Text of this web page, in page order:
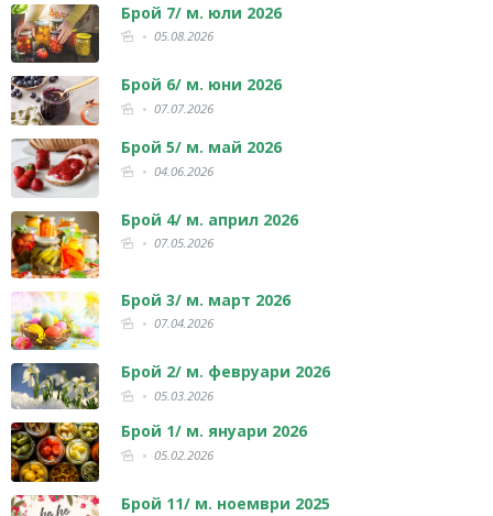
Брой 7/ м. юли 2026
05.08.2026
Брой 6/ м. юни 2026
07.07.2026
Брой 5/ м. май 2026
04.06.2026
Брой 4/ м. април 2026
07.05.2026
Брой 3/ м. март 2026
07.04.2026
Брой 2/ м. февруари 2026
05.03.2026
Брой 1/ м. януари 2026
05.02.2026
Брой 11/ м. ноември 2025